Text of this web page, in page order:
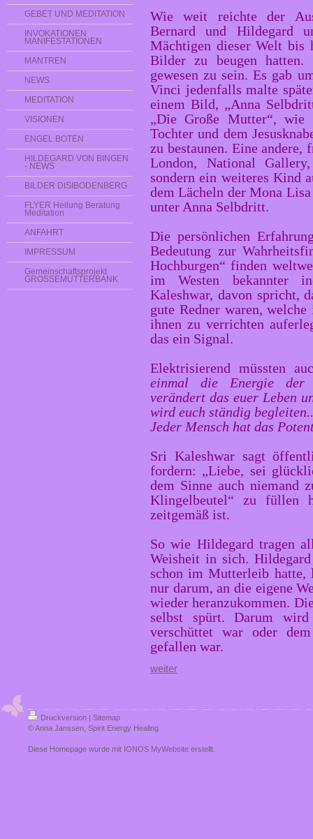
GEBET UND MEDITATION
INVOKATIONEN
MANIFESTATIONEN
MANTREN
NEWS
MEDITATION
VISIONEN
ENGEL BOTEN
HILDEGARD VON BINGEN
- NEWS
BILDER DISIBODENBERG
FLYER Heilung Beratung
Meditation
ANFAHRT
IMPRESSUM
Gemeinschaftsprojekt
GROSSEMUTTERBANK
Wie weit reichte der
Bernard und Hildegard
Mächtigen dieser Welt bis
Bilder zu beugen
gewesen zu sein. Es gab
Vinci jedenfalls malte
einem Bild, „Anna
„Die Große Mutter“,
Tochter und dem
zu bestaunen. Eine
London, National
sondern ein weiteres Kind
dem Lächeln der Mona
unter Anna Selbdritt.
Die persönlichen
Bedeutung zur
Hochburgen“ finden
im Westen bekannter
Kaleshwar, davon spricht,
gute Redner waren,
ihnen zu verrichten
das ein Signal.
Elektrisierend müssten
einmal die Energie der
verändert das euer Leben
wird euch ständig
Jeder Mensch hat das
Sri Kaleshwar sagt
fordern: „Liebe, sei
dem Sinne auch niemand
Klingelbeutel“ zu füllen
zeitgemäß ist.
So wie Hildegard tragen
Weisheit in sich.
schon im Mutterleib hatte,
nur darum, an die eigene
wieder heranzukommen.
selbst spürt. Darum
verschüttet war oder
gefallen war.
weiter
Druckversion | Sitemap
© Anna Janssen, Spirit Energy Healing
Diese Homepage wurde mit IONOS MyWebsite erstellt.